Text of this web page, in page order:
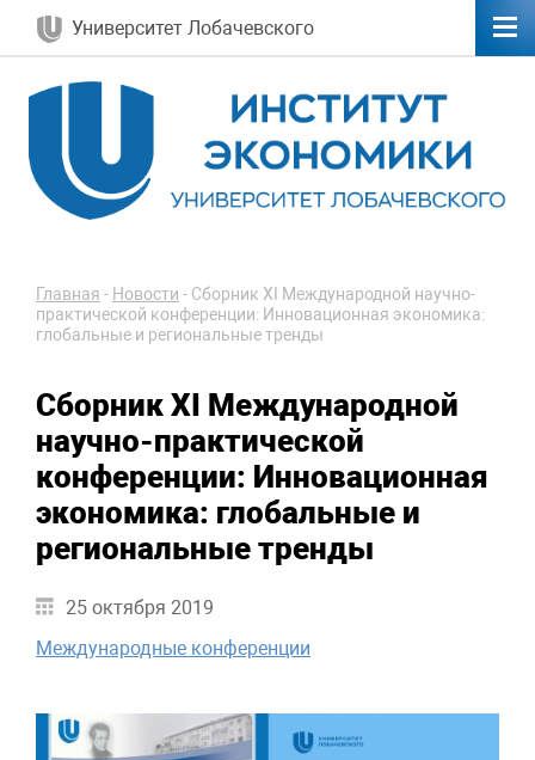
Университет Лобачевского
Главная - Новости - Сборник XI Международной научно-
практической конференции: Инновационная экономика:
глобальные и региональные тренды
Сборник XI Международной
научно-практической
конференции: Инновационная
экономика: глобальные и
региональные тренды
25 октября 2019
Международные конференции